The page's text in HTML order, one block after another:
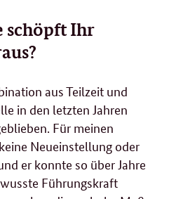
schöpft Ihr
aus Teilzeit und
in den letzten Jahren
Für meinen
Neueinstellung oder
er konnte so über Jahre
Führungskraft